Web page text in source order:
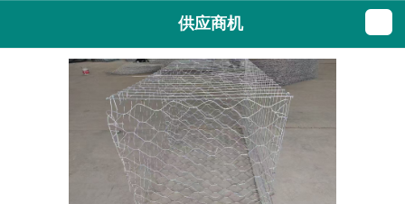
供应商机